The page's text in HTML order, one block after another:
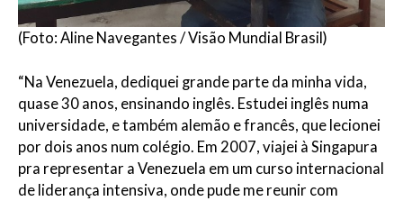
(Foto: Aline Navegantes / Visão Mundial Brasil)
“Na Venezuela, dediquei grande parte da minha vida,
quase 30 anos, ensinando inglês. Estudei inglês numa
universidade, e também alemão e francês, que lecionei
por dois anos num colégio. Em 2007, viajei à Singapura
pra representar a Venezuela em um curso internacional
de liderança intensiva, onde pude me reunir com